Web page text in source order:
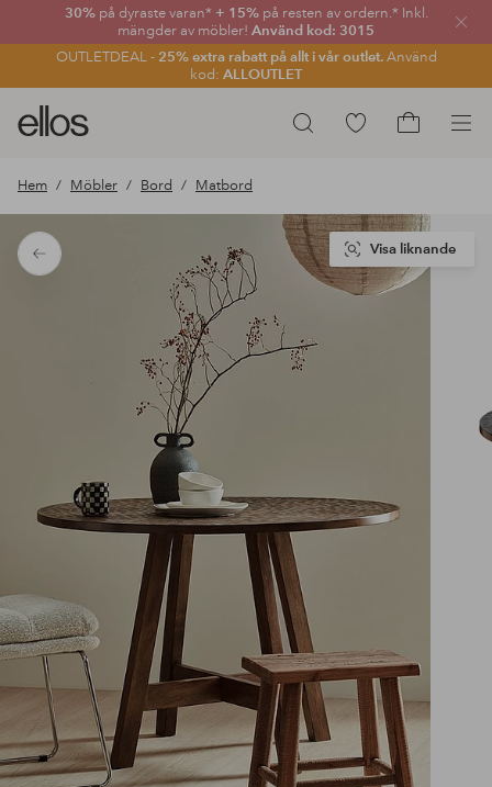
30% på dyraste varan* + 15% på resten av ordern.* Inkl.
mängder av möbler! Använd kod: 3015
OUTLETDEAL - 25% extra rabatt på allt i vår outlet.Använd
kod: ALLOUTLET
Sök
Ellos
logotyp
gå
förstasidan
Gå
Hem Möbler Bord Matbord
Tillbaka
Visa liknande